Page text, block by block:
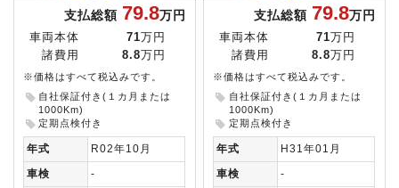
支払総額 79.8万円
車両本体 71万円
諸費用
8.8万円
※価格はすべて税込みです。
自社保証付き(１カ月または
1000Km)
定期点検付き
年式
R02年10月
車検
-
支払総額 79.8万円
車両本体 71万円
諸費用
8.8万円
※価格はすべて税込みです。
自社保証付き(１カ月または
1000Km)
定期点検付き
年式
H31年01月
車検
-